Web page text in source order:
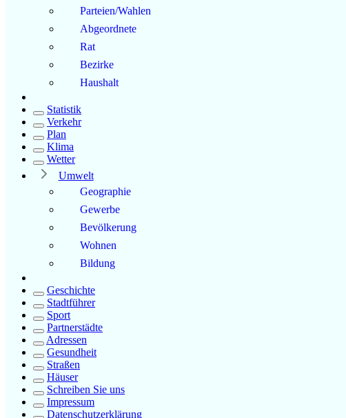
Parteien/Wahlen
Abgeordnete
Rat
Bezirke
Haushalt
Statistik
Verkehr
Plan
Klima
Wetter
Umwelt
Geographie
Gewerbe
Bevölkerung
Wohnen
Bildung
Geschichte
Stadtführer
Sport
Partnerstädte
Adressen
Gesundheit
Straßen
Häuser
Schreiben Sie uns
Impressum
Datenschutzerklärung